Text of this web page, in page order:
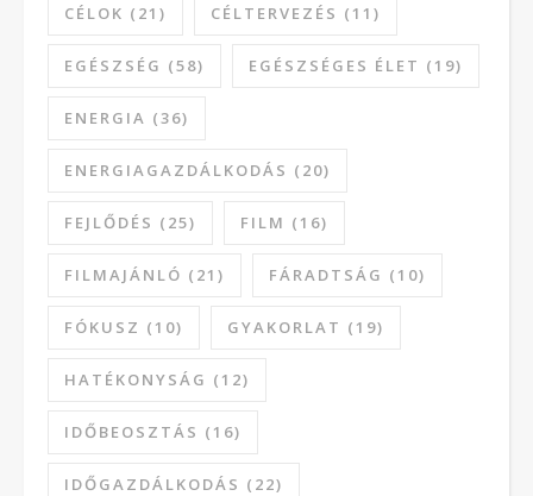
CÉLOK (21) CÉLTERVEZÉS (11)
EGÉSZSÉG (58) EGÉSZSÉGES ÉLET (19)
ENERGIA (36)
ENERGIAGAZDÁLKODÁS (20)
FEJLŐDÉS (25) FILM (16)
FILMAJÁNLÓ (21) FÁRADTSÁG (10)
FÓKUSZ (10) GYAKORLAT (19)
HATÉKONYSÁG (12)
IDŐBEOSZTÁS (16)
IDŐGAZDÁLKODÁS (22)